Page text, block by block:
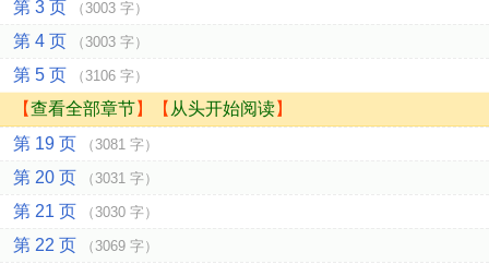
第 3 页 （3003 字）
第 4 页 （3003 字）
第 5 页 （3106 字）
【查看全部章节】【 从头开始阅读】
第 19 页
（3081 字）
第 20 页 （3031 字）
第 21 页 （3030 字）
第 22 页 （3069 字）